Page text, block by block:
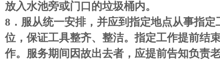
放入水池旁或门口的垃圾桶内。
8 ． 服从统一安排，并应到指定地点从事指
位，保证工具整齐、整洁。指定工作提前结
作。服务期间因故出去者，应提前告知负责